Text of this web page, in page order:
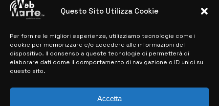
Questo Sito Utilizza Cookie
Per fornire le migliori esperienze, utilizziamo tecnologie come i
cookie per memorizzare e/o accedere alle informazioni del
dispositivo. Il consenso a queste tecnologie ci permetterà di
elaborare dati come il comportamento di navigazione o ID unici su
questo sito.
Accetta
28 MARZO 2024
MAPPA DEL SITO
> NOTIZIE